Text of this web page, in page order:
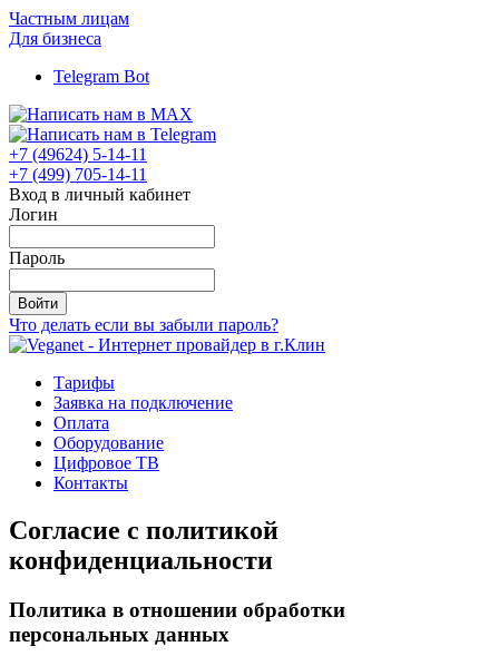
Частным лицам
Для бизнеса
Telegram Bot
+7 (49624) 5-14-11
+7 (499) 705-14-11
Вход в личный кабинет
Логин
Пароль
Войти
Что делать если вы забыли пароль?
Тарифы
Заявка на подключение
Оплата
Оборудование
Цифровое ТВ
Контакты
Согласие с политикой
конфиденциальности
Политика в отношении обработки
персональных данных